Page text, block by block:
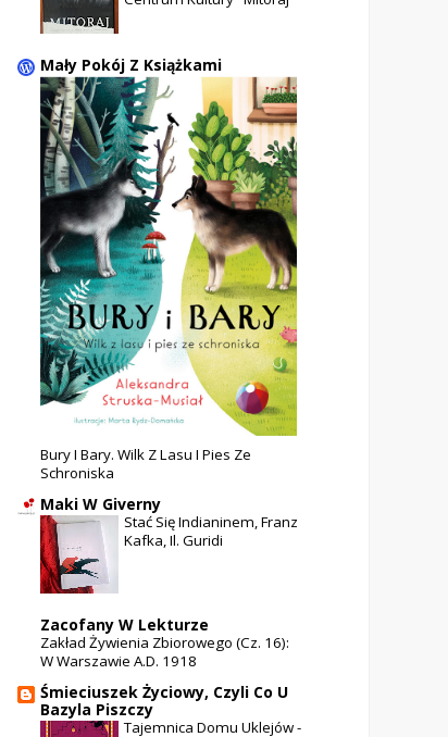
Mały Pokój Z Książkami
Bury I Bary. Wilk Z Lasu I Pies Ze
Schroniska
Maki W Giverny
Stać Się Indianinem, Franz
Kafka, Il. Guridi
Zacofany W Lekturze
Zakład Żywienia Zbiorowego (cz. 16):
W Warszawie A.D. 1918
Śmieciuszek Życiowy, Czyli Co U
Bazyla Piszczy
Tajemnica Domu Uklejów -